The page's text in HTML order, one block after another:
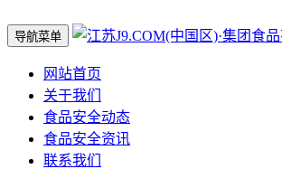
导航菜单
网站首页
关于我们
食品安全动态
食品安全资讯
联系我们